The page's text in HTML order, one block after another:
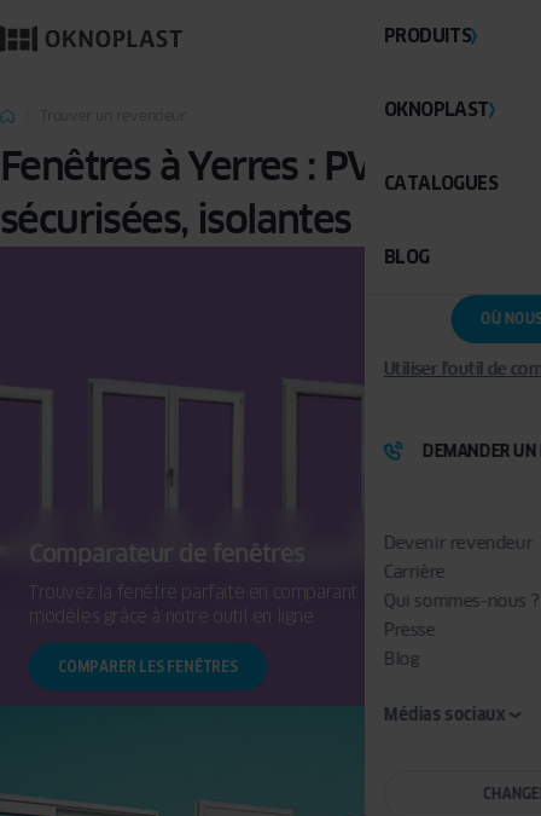
PRODUITS
OKNOPLAST
CATALOGUES
BLOG
OÙ
Utiliser l'outil de
DEMANDER UN
Devenir revendeur
Carrière
Qui sommes-nous ?
Presse
Blog
Médias sociaux
Fenêtres à Yerres : PVC,
sécurisées, isolantes
Comparateur de fenêtres
Trouvez la fenêtre parfaite en comparant facilement les
modèles grâce à notre outil en ligne.
COMPARER LES FENÊTRES